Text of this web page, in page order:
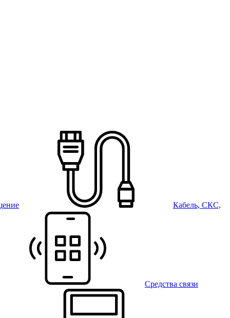
Кабель, СКС,
Средства связи